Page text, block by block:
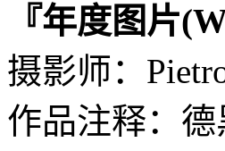
『年度图片
摄影师：
作品注释：